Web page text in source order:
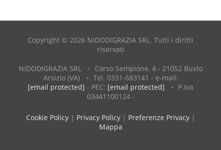
Copyright © 2026 NIDODIGRAZIA SRL. Tutti i diritti
riservati
NIDODIGRAZIA SRL
Corso Sempione, 4 - 21052 Busto
Arsizio (VA)
Tel. 0331-683141 - e-mail:
[email protected] - PEC: [email protected]
P.Iva
03441100124 -
Cookie Policy| Privacy Policy| Preferenze Privacy|
Mappa